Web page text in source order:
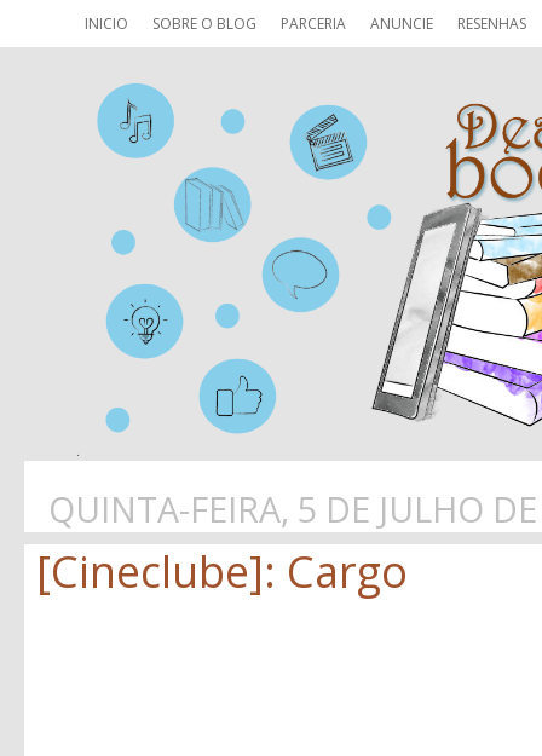
INICIO SOBRE O BLOG PARCERIA ANUNCIE RESENHAS
QUINTA-FEIRA, 5 DE JULHO
[Cineclube]: Cargo